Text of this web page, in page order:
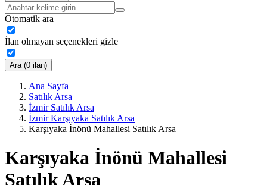
Otomatik ara
İlan olmayan seçenekleri gizle
Ara (0 ilan)
Ana Sayfa
Satılık Arsa
İzmir Satılık Arsa
İzmir Karşıyaka Satılık Arsa
Karşıyaka İnönü Mahallesi Satılık Arsa
Karşıyaka İnönü Mahallesi
Satılık Arsa